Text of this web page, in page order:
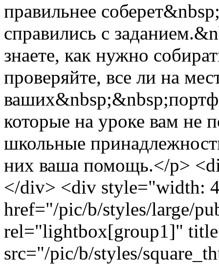
правильнее
справились с
знаете, как нужно
проверяйте, все ли на
которые на уроке вам не
школьные
них ваша помощь.</p>
</div> <div style="width:
href="/pic/b/styles/large/
rel="lightbox[group1]"
src="/pic/b/styles/